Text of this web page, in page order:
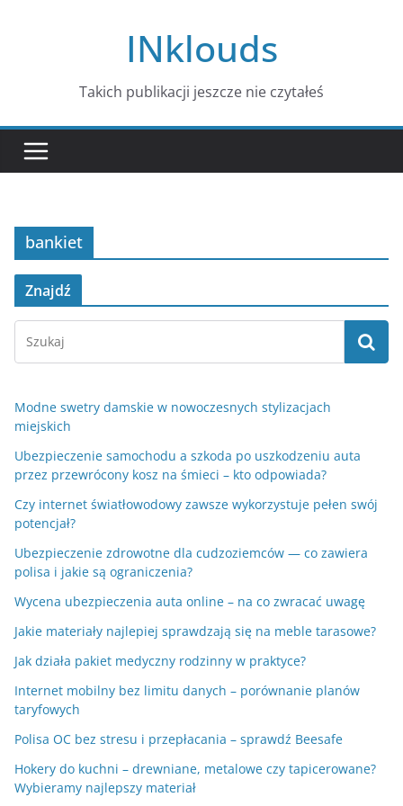
INklouds
Takich publikacji jeszcze nie czytałeś
bankiet
Znajdź
Modne swetry damskie w nowoczesnych stylizacjach
miejskich
Ubezpieczenie samochodu a szkoda po uszkodzeniu auta
przez przewrócony kosz na śmieci – kto odpowiada?
Czy internet światłowodowy zawsze wykorzystuje pełen swój
potencjał?
Ubezpieczenie zdrowotne dla cudzoziemców — co zawiera
polisa i jakie są ograniczenia?
Wycena ubezpieczenia auta online – na co zwracać uwagę
Jakie materiały najlepiej sprawdzają się na meble tarasowe?
Jak działa pakiet medyczny rodzinny w praktyce?
Internet mobilny bez limitu danych – porównanie planów
taryfowych
Polisa OC bez stresu i przepłacania – sprawdź Beesafe
Hokery do kuchni – drewniane, metalowe czy tapicerowane?
Wybieramy najlepszy materiał